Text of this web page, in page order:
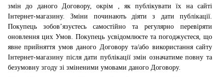
змін до даного Договору, окрім , як публікувати їх на сайті
Інтернет-магазину. Зміни починають діяти з дати публікації.
Покупець зобов’язуєтесь самостійно та регулярно перевіряти
оновлення цих Умов. Покупець усвідомлюєте та погоджуєтеся, що
явне прийняття умов даного Договору та/або використання сайту
Інтернет-магазину після дати публікації змін означатиме повну та
безумовну згоду зі зміненими умовами даного Договору.